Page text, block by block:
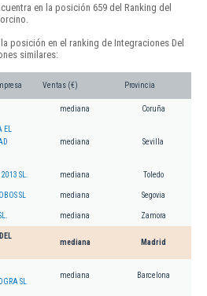
en la posición 659 del Ranking del
posición en el ranking de Integraciones Del
similares:
Ventas (€) Provincia
mediana Coruña
mediana Sevilla
SL. mediana Toledo
SL mediana Segovia
mediana Zamora
mediana Madrid
SL
mediana Barcelona